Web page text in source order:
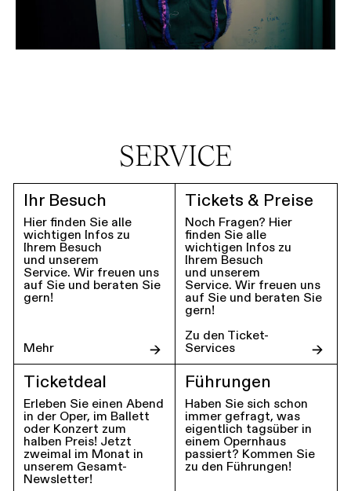
SERVICE
Ihr Besuch
Hier finden Sie alle
wichtigen Infos zu
Ihrem Besuch
und unserem
Service. Wir freuen uns
auf Sie und beraten Sie
gern!
Mehr
Tickets & Preise
Noch Fragen? Hier
finden Sie alle
wichtigen Infos zu
Ihrem Besuch
und unserem
Service. Wir freuen uns
auf Sie und beraten Sie
gern!
Zu den Ticket-
Services
Ticketdeal
Erleben Sie einen Abend
in der Oper, im Ballett
oder Konzert zum
halben Preis! Jetzt
zweimal im Monat in
unserem Gesamt-
Newsletter!
Führungen
Haben Sie sich schon
immer gefragt, was
eigentlich tagsüber in
einem Opernhaus
passiert? Kommen Sie
zu den Führungen!